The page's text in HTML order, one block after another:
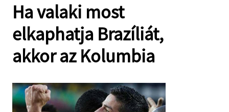
Ha valaki most
elkaphatja Brazíliát,
akkor az Kolumbia